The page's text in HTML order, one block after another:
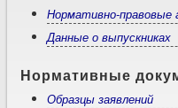
Нормативно-правовые
Данные о выпускниках
Нормативные
Образцы заявлений